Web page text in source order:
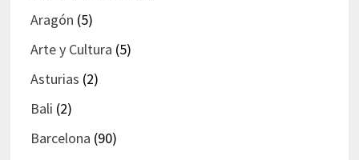
Aragón (5)
Arte y Cultura (5)
Asturias (2)
Bali (2)
Barcelona (90)